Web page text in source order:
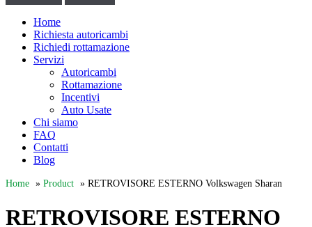
Home
Richiesta autoricambi
Richiedi rottamazione
Servizi
Autoricambi
Rottamazione
Incentivi
Auto Usate
Chi siamo
FAQ
Contatti
Blog
Home » Product » RETROVISORE ESTERNO Volkswagen Sharan
RETROVISORE ESTERNO